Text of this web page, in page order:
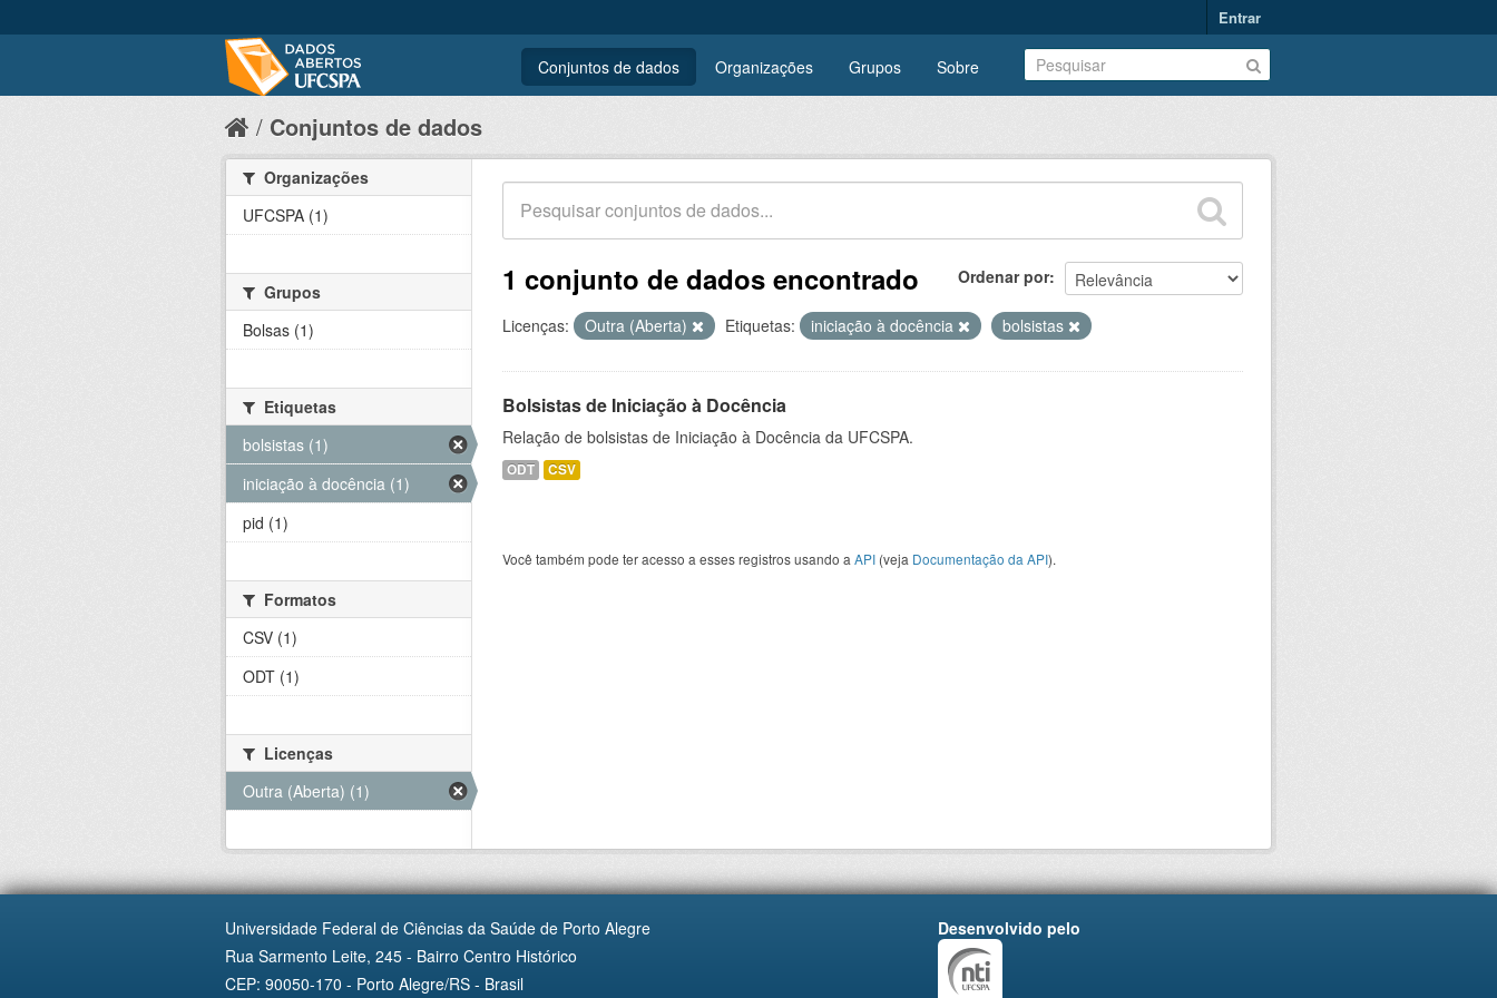
Entrar
Conjuntos de dados Organizações Grupos Sobre
Conjuntos de dados
Ordenar por
1 conjunto de dados encontrado
Licenças: Outra (Aberta) Etiquetas: iniciação à docência bolsistas
Bolsistas de Iniciação à Docência
Relação de bolsistas de Iniciação à Docência da UFCSPA.
ODT CSV
Você também pode ter acesso a esses registros usando a API (veja Documentação da API).
Organizações
UFCSPA (1)
Grupos
Bolsas (1)
Etiquetas
bolsistas (1)
iniciação à docência (1)
pid (1)
Formatos
CSV (1)
ODT (1)
Licenças
Outra (Aberta) (1)
Universidade Federal de Ciências da Saúde de Porto Alegre
Rua Sarmento Leite, 245 - Bairro Centro Histórico
CEP: 90050-170 - Porto Alegre/RS - Brasil
Desenvolvido pelo